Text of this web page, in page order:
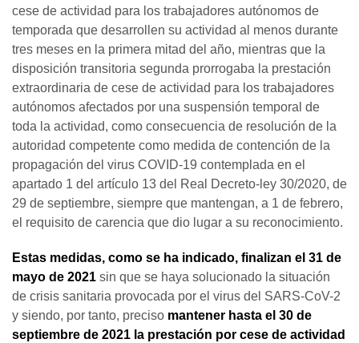
cese de actividad para los trabajadores autónomos de
temporada que desarrollen su actividad al menos durante
tres meses en la primera mitad del año, mientras que la
disposición transitoria segunda prorrogaba la prestación
extraordinaria de cese de actividad para los trabajadores
autónomos afectados por una suspensión temporal de
toda la actividad, como consecuencia de resolución de la
autoridad competente como medida de contención de la
propagación del virus COVID-19 contemplada en el
apartado 1 del artículo 13 del Real Decreto-ley 30/2020, de
29 de septiembre, siempre que mantengan, a 1 de febrero,
el requisito de carencia que dio lugar a su reconocimiento.
Estas medidas, como se ha indicado, finalizan el 31 de
mayo de 2021 sin que se haya solucionado la situación
de crisis sanitaria provocada por el virus del SARS-CoV-2
y siendo, por tanto, preciso mantener hasta el 30 de
septiembre de 2021 la prestación por cese de actividad